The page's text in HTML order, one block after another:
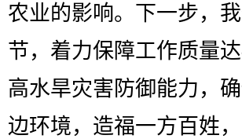
农业的影响。下一步，
节，着力保障工作质量
高水旱灾害防御能力，
边环境，造福一方百姓